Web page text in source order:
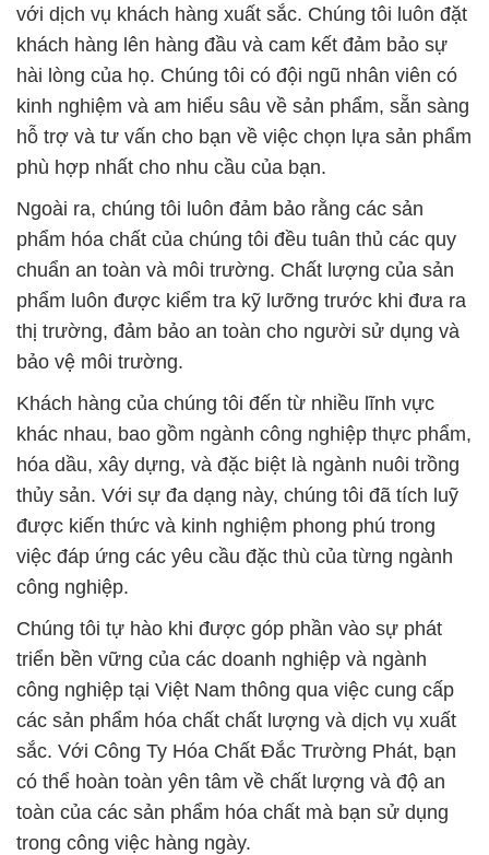
với dịch vụ khách hàng xuất sắc. Chúng tôi luôn đặt
khách hàng lên hàng đầu và cam kết đảm bảo sự
hài lòng của họ. Chúng tôi có đội ngũ nhân viên có
kinh nghiệm và am hiểu sâu về sản phẩm, sẵn sàng
hỗ trợ và tư vấn cho bạn về việc chọn lựa sản phẩm
phù hợp nhất cho nhu cầu của bạn.
Ngoài ra, chúng tôi luôn đảm bảo rằng các sản
phẩm hóa chất của chúng tôi đều tuân thủ các quy
chuẩn an toàn và môi trường. Chất lượng của sản
phẩm luôn được kiểm tra kỹ lưỡng trước khi đưa ra
thị trường, đảm bảo an toàn cho người sử dụng và
bảo vệ môi trường.
Khách hàng của chúng tôi đến từ nhiều lĩnh vực
khác nhau, bao gồm ngành công nghiệp thực phẩm,
hóa dầu, xây dựng, và đặc biệt là ngành nuôi trồng
thủy sản. Với sự đa dạng này, chúng tôi đã tích luỹ
được kiến thức và kinh nghiệm phong phú trong
việc đáp ứng các yêu cầu đặc thù của từng ngành
công nghiệp.
Chúng tôi tự hào khi được góp phần vào sự phát
triển bền vững của các doanh nghiệp và ngành
công nghiệp tại Việt Nam thông qua việc cung cấp
các sản phẩm hóa chất chất lượng và dịch vụ xuất
sắc. Với Công Ty Hóa Chất Đắc Trường Phát, bạn
có thể hoàn toàn yên tâm về chất lượng và độ an
toàn của các sản phẩm hóa chất mà bạn sử dụng
trong công việc hàng ngày.